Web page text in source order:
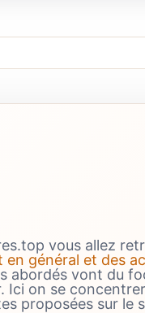
vous allez
général et des
abordés vont du
Ici on se
proposées sur le